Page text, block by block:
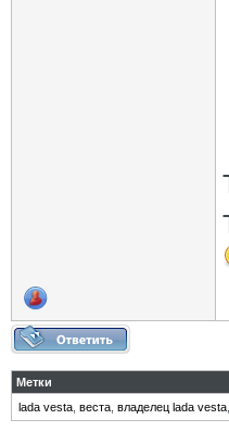
Метки
lada vesta веста владелец lada vesta